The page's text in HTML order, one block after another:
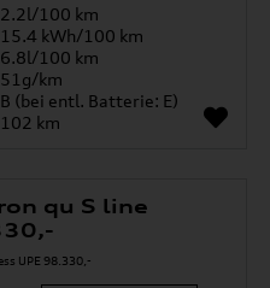
2.2l/100 km
15.4 kWh/100 km
6.8l/100 km
51g/km
B (bei entl. Batterie: E)
102 km
qu S line